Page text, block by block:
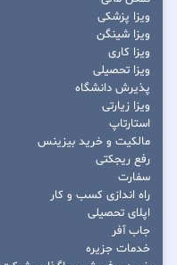
ویزا پزشکی
ویزا شینگن
ویزا کاری
ویزا تحصیلی
پذیرش دانشگاه
ویزا زیارتی
استارتاپ
مالکیت و خرید بیزینس
رفع ریجکتی
سفارت
راه اندازی کسب و کار
اپلای تحصیلی
جاب آفر
خدمات جزیره